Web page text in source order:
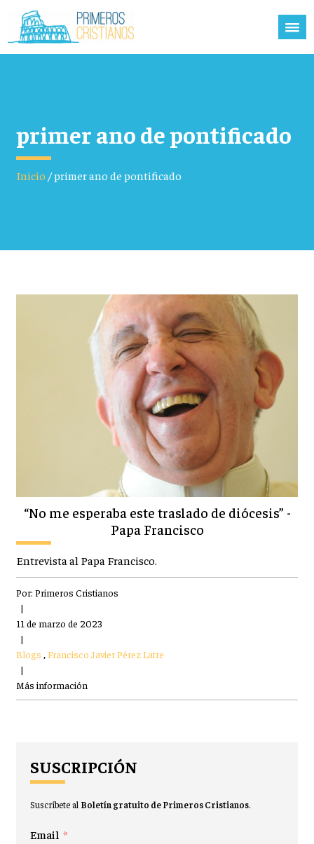
primer ano de pontificado
Inicio/primer ano de pontificado
“No me esperaba este traslado de diócesis” -
Papa Francisco
Entrevista al Papa Francisco.
Por: Primeros Cristianos
|
11 de marzo de 2023
|
Blogs Francisco Javier Pérez Latre
|
Más información
SUSCRIPCIÓN
Suscríbete al Boletín gratuito de Primeros Cristianos.
Email